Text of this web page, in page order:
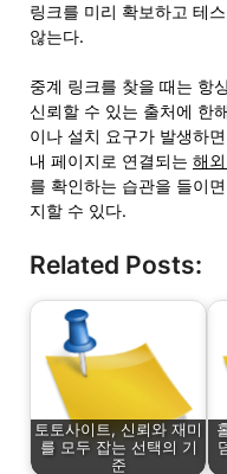
링크를 미리 확보하고 테
않는다.
중계 링크를 찾을 때는 항
신뢰할 수 있는 출처에 한
이나 설치 요구가 발생하
내 페이지로 연결되는 해
를 확인하는 습관을 들이
지할 수 있다.
Related Posts:
토토사이트, 신뢰와 재미
를 모두 잡는 선택의 기
준